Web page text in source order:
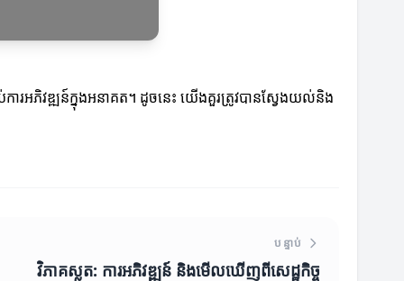
រអភិវឌ្ឍន៍ក្នុងអនាគត។ ដូចនេះ យើងគួរត្រូវបានស្វែងយល់និង
បន្ទាប់
វិភាគស្លត: ការអភិវឌ្ឍន៍ និងមើលឃើញពីសេដ្ឋកិច្ច